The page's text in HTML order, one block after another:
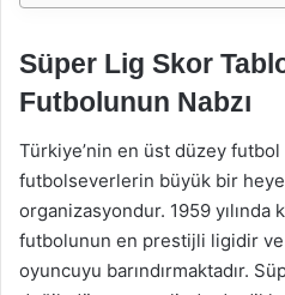
Süper Lig Skor
Futbolunun Nabzı
Türkiye’nin en üst düzey
futbolseverlerin büyük bir
organizasyondur. 1959 yılında
futbolunun en prestijli ligidir ve
oyuncuyu barındırmaktadır.